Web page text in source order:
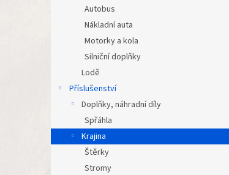
Autobus
Nákladní auta
Motorky a kola
Silniční doplňky
Lodě
Příslušenství
Doplňky, náhradní díly
Spřáhla
Krajina
Štěrky
Stromy